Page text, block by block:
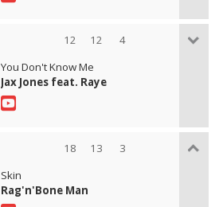
12 12 4
You Don't Know Me
Jax Jones feat. Raye
18 13 3
Skin
Rag'n'Bone Man